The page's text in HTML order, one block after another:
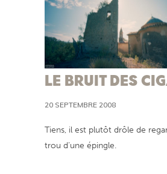
LE BRUIT DES
20 SEPTEMBRE 2008
Tiens, il est plutôt drôle de
trou d’une épingle.